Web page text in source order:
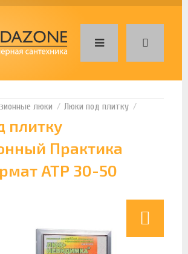
люки Люки под плитку
плитку
Практика
АТР 30-50